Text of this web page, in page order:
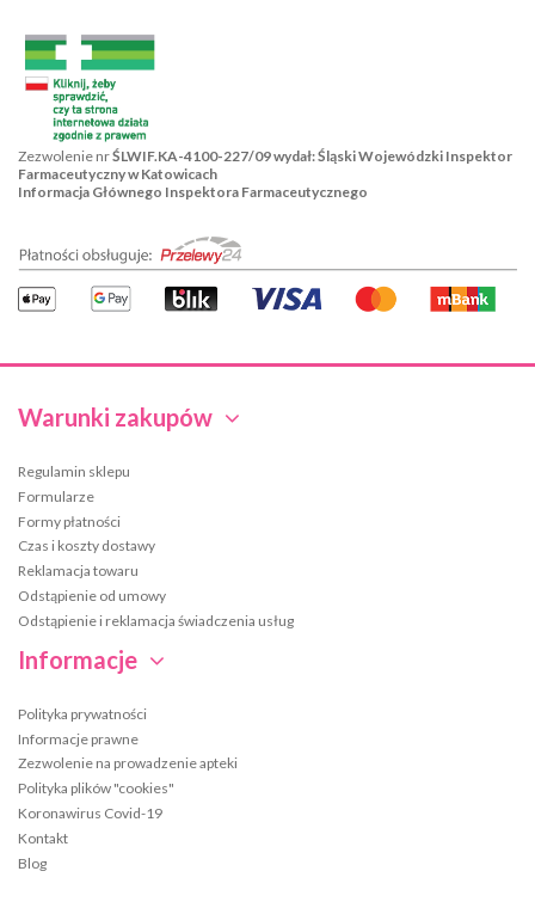
Warunki zakupów
Regulamin sklepu
Formularze
Formy płatności
Czas i koszty dostawy
Reklamacja towaru
Odstąpienie od umowy
Odstąpienie i reklamacja świadczenia usług
Informacje
Polityka prywatności
Informacje prawne
Zezwolenie na prowadzenie apteki
Polityka plików "cookies"
Koronawirus Covid-19
Kontakt
Blog
Zezwolenie nrŚLWIF.KA-4100-227/09 wydał: Śląski Wojewódzki Inspektor
Farmaceutyczny w Katowicach
Informacja Głównego Inspektora Farmaceutycznego